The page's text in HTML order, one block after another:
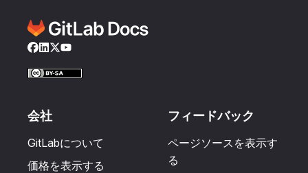
Facebook
LinkedIn
Twitter
YouTube
会社
GitLabについて
価格を表示する
フィードバック
ページソースを表示す
る